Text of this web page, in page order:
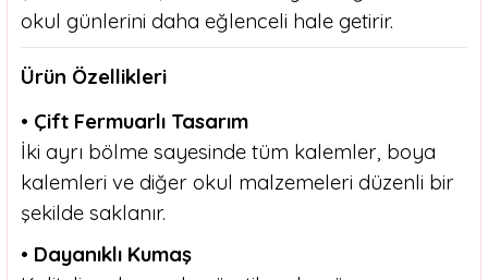
okul günlerini daha eğlenceli hale getirir.
Ürün Özellikleri
• Çift Fermuarlı Tasarım
İki ayrı bölme sayesinde tüm kalemler, boya
kalemleri ve diğer okul malzemeleri düzenli bir
şekilde saklanır.
• Dayanıklı Kumaş